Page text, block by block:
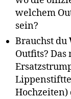
welchem
sein?
Brauchst du
Outfits?